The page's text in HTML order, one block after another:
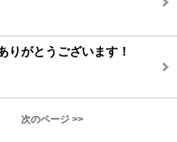
りがとうございます！
次のページ >>